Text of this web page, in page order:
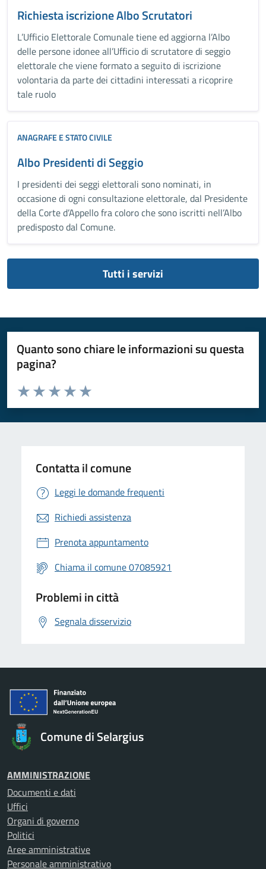
Richiesta iscrizione Albo Scrutatori
L’Ufficio Elettorale Comunale tiene ed aggiorna l’Albo
delle persone idonee all’Ufficio di scrutatore di seggio
elettorale che viene formato a seguito di iscrizione
volontaria da parte dei cittadini interessati a ricoprire
tale ruolo
ANAGRAFE E STATO CIVILE
Albo Presidenti di Seggio
I presidenti dei seggi elettorali sono nominati, in
occasione di ogni consultazione elettorale, dal Presidente
della Corte d’Appello fra coloro che sono iscritti nell’Albo
predisposto dal Comune.
Tutti i servizi
Quanto sono chiare le informazioni su questa
pagina?
Valuta da 1 a 5 stelle la pagina
Valuta 5 stelle su 5
Valuta 4 stelle su 5
Valuta 3 stelle su 5
Valuta 2 stelle su 5
Valuta 1 stelle su 5
Contatta il comune
Leggi le domande frequenti
Richiedi assistenza
Prenota appuntamento
Chiama il comune 07085921
Problemi in città
Segnala disservizio
Comune di Selargius
AMMINISTRAZIONE
Documenti e dati
Uffici
Organi di governo
Politici
Aree amministrative
Personale amministrativo